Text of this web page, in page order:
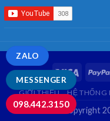
GIỚI THIỆU HỆ THỐNG
Copyright
MESSENGER
ZALO
098.442.3150